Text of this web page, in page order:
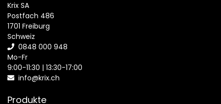
Krix SA
Postfach 486
1701 Freiburg
Schweiz
0848 000 948
Mo-Fr
9:00-11:30 | 13:30-17:00
info@krix.ch
Produkte